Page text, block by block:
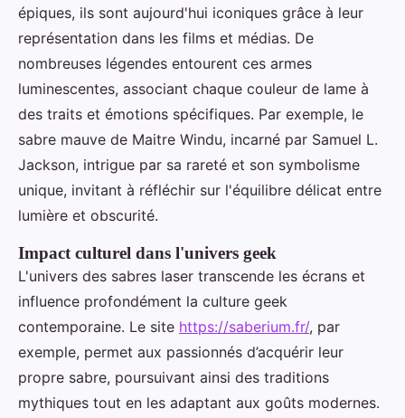
épiques, ils sont aujourd'hui iconiques grâce à leur
représentation dans les films et médias. De
nombreuses légendes entourent ces armes
luminescentes, associant chaque couleur de lame à
des traits et émotions spécifiques. Par exemple, le
sabre mauve de Maitre Windu, incarné par Samuel L.
Jackson, intrigue par sa rareté et son symbolisme
unique, invitant à réfléchir sur l'équilibre délicat entre
lumière et obscurité.
Impact culturel dans l'univers geek
L'univers des sabres laser transcende les écrans et
influence profondément la culture geek
contemporaine. Le site https://saberium.fr/, par
exemple, permet aux passionnés d’acquérir leur
propre sabre, poursuivant ainsi des traditions
mythiques tout en les adaptant aux goûts modernes.